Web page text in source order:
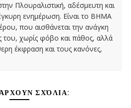
Πλουραλιστική, αδέσμευτη και
ενημέρωση. Είναι το ΒΗΜΑ
που αισθάνεται την ανάγκη
του, χωρίς φόβο και πάθος, αλλά
έκφραση και τους κανόνες,
ΣΧΌΛΙΑ: